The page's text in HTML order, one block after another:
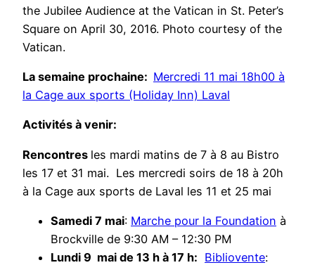
the Jubilee Audience at the Vatican in St. Peter’s
Square on April 30, 2016. Photo courtesy of the
Vatican.
La semaine prochaine: Mercredi 11 mai 18h00 à
la Cage aux sports (Holiday Inn) Laval
Activités à venir:
Rencontres les mardi matins de 7 à 8 au Bistro
les 17 et 31 mai. Les mercredi soirs de 18 à 20h
à la Cage aux sports de Laval les 11 et 25 mai
Samedi 7 mai: Marche pour la Foundation à
Brockville de 9:30 AM – 12:30 PM
Lundi 9 mai de 13 h à 17 h: Bibliovente: